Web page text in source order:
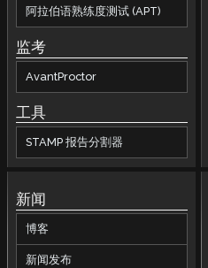
阿拉伯语熟练度测试 (APT)
监考
AvantProctor
工具
STAMP 报告分割器
新闻
博客
新闻发布